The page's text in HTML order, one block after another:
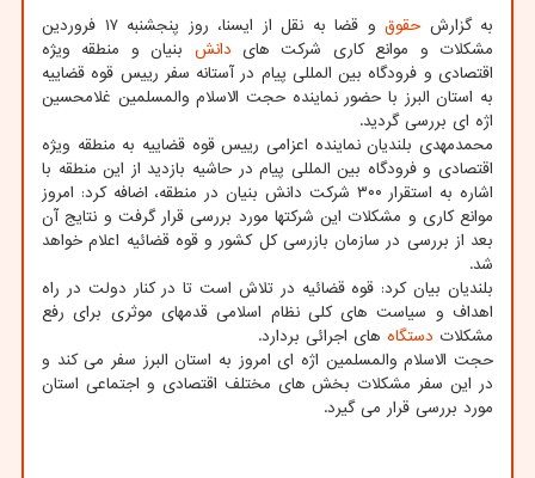
به گزارش حقوق
و قضا به نقل از ایسنا، روز پنجشنبه ۱۷ فروردین
مشکلات و موانع کاری شرکت های دانش بنیان و منطقه ویژه
اقتصادی و فرودگاه بین المللی پیام در آستانه سفر رییس قوه قضاییه
به استان البرز با حضور نماینده حجت الاسلام والمسلمین غلامحسین
اژه ای بررسی گردید.
محمدمهدی بلندیان نماینده اعزامی رییس قوه قضاییه به منطقه ویژه
اقتصادی و فرودگاه بین المللی پیام در حاشیه بازدید از این منطقه با
اشاره به استقرار ۳۰۰ شرکت دانش بنیان در منطقه، اضافه کرد: امروز
موانع کاری و مشکلات این شرکتها مورد بررسی قرار گرفت و نتایج آن
بعد از بررسی در سازمان بازرسی کل کشور و قوه قضائیه اعلام خواهد
شد.
بلندیان بیان کرد: قوه قضائیه در تلاش است تا در کنار دولت در راه
اهداف و سیاست های کلی نظام اسلامی قدمهای موثری برای رفع
مشکلات دستگاه های اجرائی بردارد.
حجت الاسلام والمسلمین اژه ای امروز به استان البرز سفر می کند و
در این سفر مشکلات بخش های مختلف اقتصادی و اجتماعی استان
مورد بررسی قرار می گیرد.